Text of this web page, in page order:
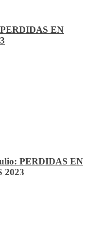
EN
PERDIDAS EN
2023